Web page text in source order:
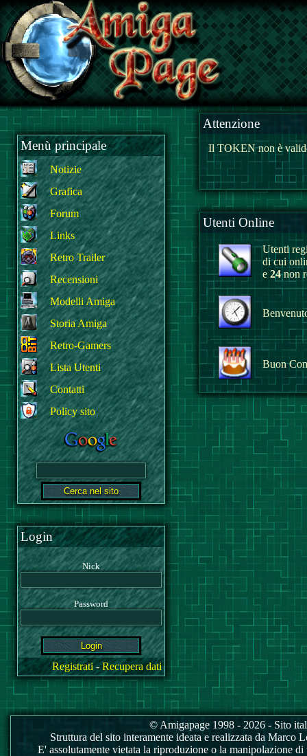
Menù principale
Notizie
Grafica
Forum
Links
Retro Trailer
Recensioni
Modelli Amiga
Storia Amiga
Retro-Gamers
Lista Utenti
Contatti
Policy sito
Login
Nick
Password
Registrati-Recupera dati
Attenzione
Il TOKEN non è
Utenti Online
Utenti
di cui
e 24non
Buon
© Amigapage 1998 - 2026 - Sito
Struttura del sito interamente ideata e realizzata da
E' assolutamente vietata la riproduzione o la manipolazione